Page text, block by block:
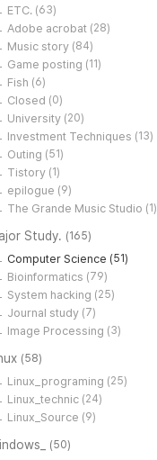
ETC. (63)
Adobe acrobat (28)
Music story (84)
Game posting (11)
Fish (6)
Closed (0)
University (20)
Investment Techniques (13)
Outing (51)
Tistory (1)
epilogue (9)
The Grande Music Studio (1)
Study. (165)
Computer Science (51)
Bioinformatics (79)
System hacking (25)
Journal study (7)
Image Processing (3)
(58)
Linux_programing (25)
Linux_technic (24)
Linux_Source (9)
(50)